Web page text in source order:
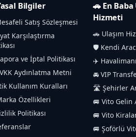
Bilgiler
Satış Sözleşmesi
Karşılaştırma
ve İptal Politikası
Aydınlatma Metni
Kullanım Kuralları
Özellikleri
Politikası
🚗 En Baba
Hizmeti
🚗 Ulaşım
🛡️ Kendi
✈️
🚘 VIP
🛣️ Şehirler
🚐 Vito Gelin
🚐 Vito
🚐 Şoförlü